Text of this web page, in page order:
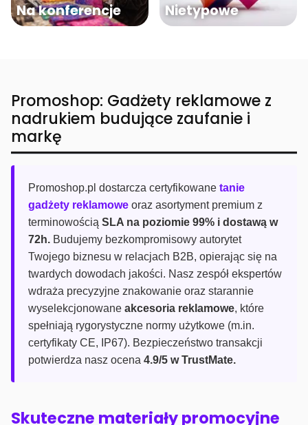
Na konferencje Nietypowe
Promoshop: Gadżety reklamowe z
nadrukiem budujące zaufanie i
markę
Promoshop.pl dostarcza certyfikowane tanie
gadżety reklamowe oraz asortyment premium z
terminowością SLA na poziomie 99% i dostawą w
72h. Budujemy bezkompromisowy autorytet
Twojego biznesu w relacjach B2B, opierając się na
twardych dowodach jakości. Nasz zespół ekspertów
wdraża precyzyjne znakowanie oraz starannie
wyselekcjonowane akcesoria reklamowe, które
spełniają rygorystyczne normy użytkowe (m.in.
certyfikaty CE, IP67). Bezpieczeństwo transakcji
potwierdza nasz ocena 4.9/5 w TrustMate.
Skuteczne materiały promocyjne